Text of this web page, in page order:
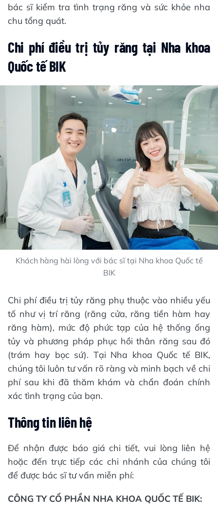
bác sĩ kiểm tra tình trạng răng và sức khỏe nha
chu tổng quát.
Chi phí điều trị tủy răng tại Nha khoa
Quốc tế BIK
Khách hàng hài lòng với bác sĩ tại Nha khoa Quốc tế
BIK
Chi phí điều trị tủy răng phụ thuộc vào nhiều yếu
tố như vị trí răng (răng cửa, răng tiền hàm hay
răng hàm), mức độ phức tạp của hệ thống ống
tủy và phương pháp phục hồi thân răng sau đó
(trám hay bọc sứ). Tại Nha khoa Quốc tế BIK,
chúng tôi luôn tư vấn rõ ràng và minh bạch về chi
phí sau khi đã thăm khám và chẩn đoán chính
xác tình trạng của bạn.
Thông tin liên hệ
Để nhận được báo giá chi tiết, vui lòng liên hệ
hoặc đến trực tiếp các chi nhánh của chúng tôi
để được bác sĩ tư vấn miễn phí:
CÔNG TY CỔ PHẦN NHA KHOA QUỐC TẾ BIK: